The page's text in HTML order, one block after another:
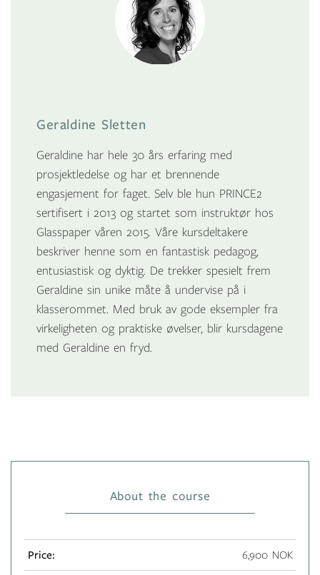
Geraldine Sletten
Geraldine har hele 30 års erfaring med
prosjektledelse og har et brennende
engasjement for faget. Selv ble hun PRINCE2
sertifisert i 2013 og startet som instruktør hos
Glasspaper våren 2015. Våre kursdeltakere
beskriver henne som en fantastisk pedagog,
entusiastisk og dyktig. De trekker spesielt frem
Geraldine sin unike måte å undervise på i
klasserommet. Med bruk av gode eksempler fra
virkeligheten og praktiske øvelser, blir kursdagene
med Geraldine en fryd.
About the course
Price: 6,900 NOK